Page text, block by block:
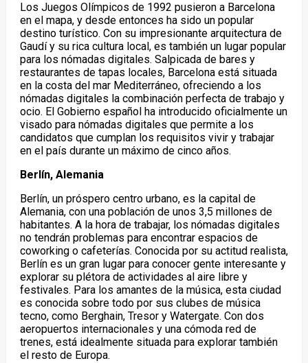
Los Juegos Olímpicos de 1992 pusieron a Barcelona
en el mapa, y desde entonces ha sido un popular
destino turístico. Con su impresionante arquitectura de
Gaudí y su rica cultura local, es también un lugar popular
para los nómadas digitales. Salpicada de bares y
restaurantes de tapas locales, Barcelona está situada
en la costa del mar Mediterráneo, ofreciendo a los
nómadas digitales la combinación perfecta de trabajo y
ocio. El Gobierno español ha introducido oficialmente un
visado para nómadas digitales que permite a los
candidatos que cumplan los requisitos vivir y trabajar
en el país durante un máximo de cinco años.
Berlín, Alemania
Berlín, un próspero centro urbano, es la capital de
Alemania, con una población de unos 3,5 millones de
habitantes. A la hora de trabajar, los nómadas digitales
no tendrán problemas para encontrar espacios de
coworking o cafeterías. Conocida por su actitud realista,
Berlín es un gran lugar para conocer gente interesante y
explorar su plétora de actividades al aire libre y
festivales. Para los amantes de la música, esta ciudad
es conocida sobre todo por sus clubes de música
tecno, como Berghain, Tresor y Watergate. Con dos
aeropuertos internacionales y una cómoda red de
trenes, está idealmente situada para explorar también
el resto de Europa.